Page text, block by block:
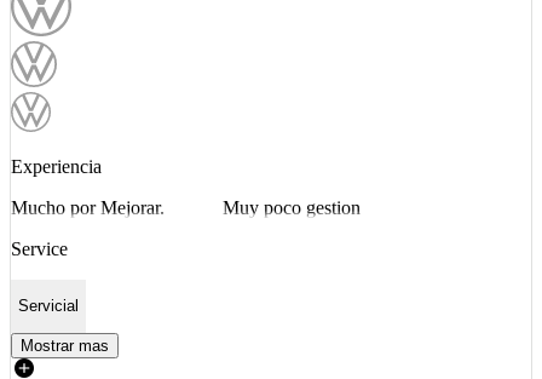
Experiencia
Mucho por Mejorar. Muy poco gestion
Service
Servicial
Mostrar mas